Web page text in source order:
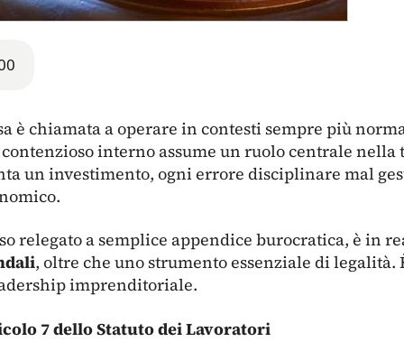
è chiamata a operare in contesti sempre più
interno assume un ruolo centrale nella
un investimento, ogni errore disciplinare mal
relegato a semplice appendice burocratica, è in
, oltre che uno strumento essenziale di legalità.
imprenditoriale.
7 dello Statuto dei Lavoratori